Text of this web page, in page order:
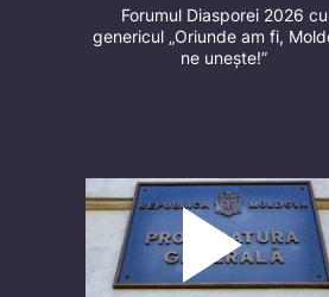
Forumul Diasporei 2026 cu
genericul „Oriunde am fi,
ne unește!”